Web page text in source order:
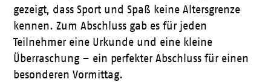
gezeigt, dass Sport und Spaß keine Altersgrenze
kennen. Zum Abschluss gab es für jeden
Teilnehmer eine Urkunde und eine kleine
Überraschung – ein perfekter Abschluss für einen
besonderen Vormittag.